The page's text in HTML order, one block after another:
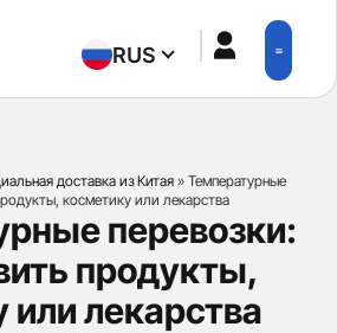
RUS
доставка из Китая » Температурные
косметику или лекарства
перевозки:
продукты,
или лекарства